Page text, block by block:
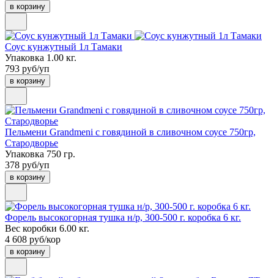
в корзину
Соус кунжутный 1л Тамаки
Упаковка 1.00 кг.
793 руб/уп
в корзину
Пельмени Grandmeni с говядиной в сливочном соусе 750гр,
Стародворье
Упаковка 750 гр.
378 руб/уп
в корзину
Форель высокогорная тушка н/р, 300-500 г. коробка 6 кг.
Вес коробки 6.00 кг.
4 608 руб/кор
в корзину